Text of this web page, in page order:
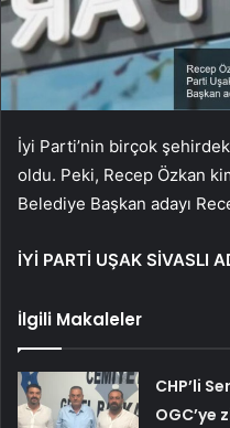
İyi Parti’nin birçok
oldu. Peki, Recep Özkan
Belediye Başkan adayı
İYİ PARTİ UŞAK SİVASLI
İlgili Makaleler
CHP’li
OGC’ye